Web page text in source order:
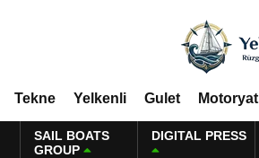
Tekne Yelkenli Gulet Motoryat
SAIL BOATS
GROUP
DIGITAL PRESS